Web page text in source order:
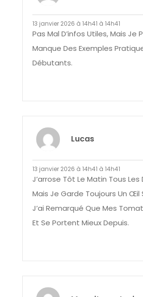
13 janvier 2026 à 14h41 à 14h41
Pas Mal D’infos Utiles, Mais Je
Manque Des Exemples
Débutants.
Lucas
13 janvier 2026 à 14h41 à 14h41
J’arrose Tôt Le Matin Tous Les
Mais Je Garde Toujours Un Œil
J’ai Remarqué Que Mes
Et Se Portent Mieux Depuis.